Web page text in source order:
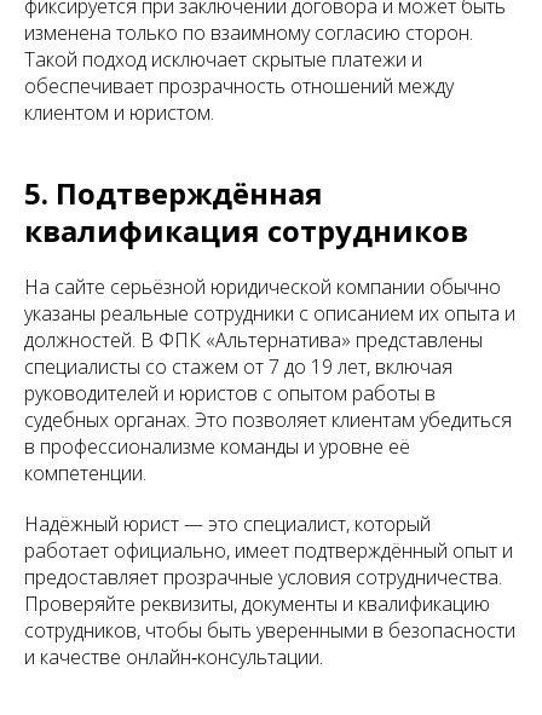
фиксируется при заключении договора и может быть
изменена только по взаимному согласию сторон.
Такой подход исключает скрытые платежи и
обеспечивает прозрачность отношений между
клиентом и юристом.
5. Подтверждённая
квалификация сотрудников
На сайте серьёзной юридической компании обычно
указаны реальные сотрудники с описанием их опыта и
должностей. В ФПК «Альтернатива» представлены
специалисты со стажем от 7 до 19 лет, включая
руководителей и юристов с опытом работы в
судебных органах. Это позволяет клиентам убедиться
в профессионализме команды и уровне её
компетенции.
Надёжный юрист — это специалист, который
работает официально, имеет подтверждённый опыт и
предоставляет прозрачные условия сотрудничества.
Проверяйте реквизиты, документы и квалификацию
сотрудников, чтобы быть уверенными в безопасности
и качестве онлайн‑консультации.